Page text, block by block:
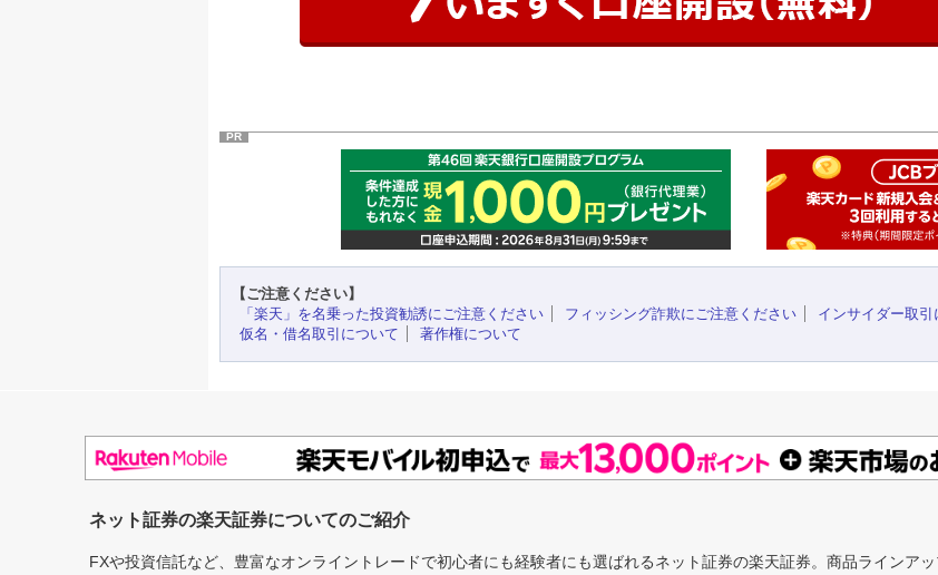
PR
【ご注意ください】
「楽天」を名乗った投資勧誘にご注意ください
フィッシング詐欺にご注意ください インサイダー取引
仮名・借名取引について
著作権について
ネット証券の楽天証券についてのご紹介
FXや投資信託など、豊富なオンライントレードで初心者にも経験者にも選ばれるネット証券の楽天証券。商品ラインア